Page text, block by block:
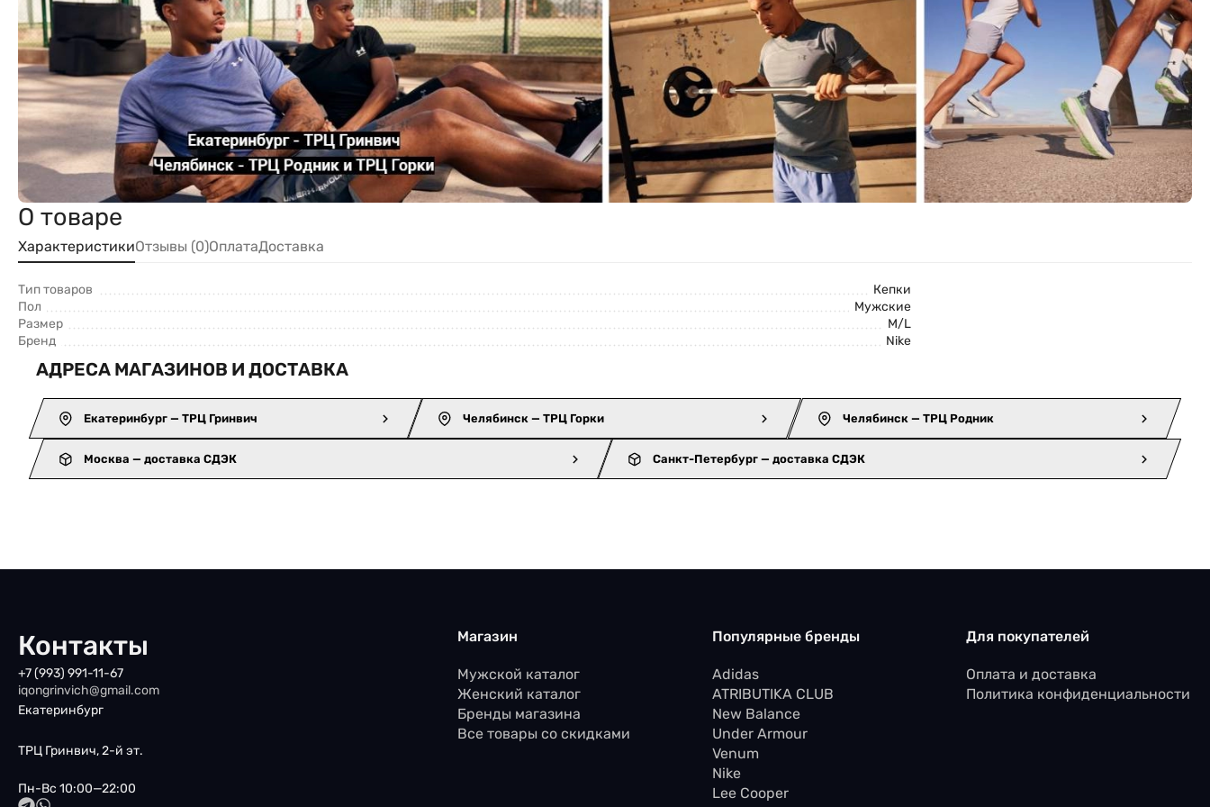
О товаре
ХарактеристикиОтзывы (0)ОплатаДоставка
Тип товаров
Кепки
Пол
Мужские
Размер
M/L
Бренд
Nike
АДРЕСА МАГАЗИНОВ И ДОСТАВКА
Екатеринбург — ТРЦ Гринвич Челябинск — ТРЦ Горки Челябинск — ТРЦ Родник
Москва — доставка СДЭК Санкт-Петербург — доставка СДЭК
Контакты
+7 (993) 991-11-67
iqongrinvich@gmail.com
Екатеринбург
ТРЦ Гринвич, 2-й эт.
Пн-Вс 10:00—22:00
Магазин
Мужской каталог
Женский каталог
Бренды магазина
Все товары со скидками
Популярные бренды
Adidas
ATRIBUTIKA CLUB
New Balance
Under Armour
Venum
Nike
Lee Cooper
Для покупателей
Оплата и доставка
Политика конфиденциальности